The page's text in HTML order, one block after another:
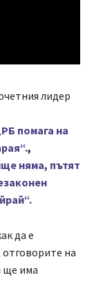
лидер
помага на
,
няма, пътят
да е
на
ще има